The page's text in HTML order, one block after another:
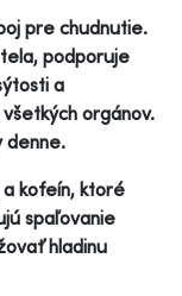
pre chudnutie.
podporuje
a
orgánov.
denne.
kofeín, ktoré
spaľovanie
hladinu